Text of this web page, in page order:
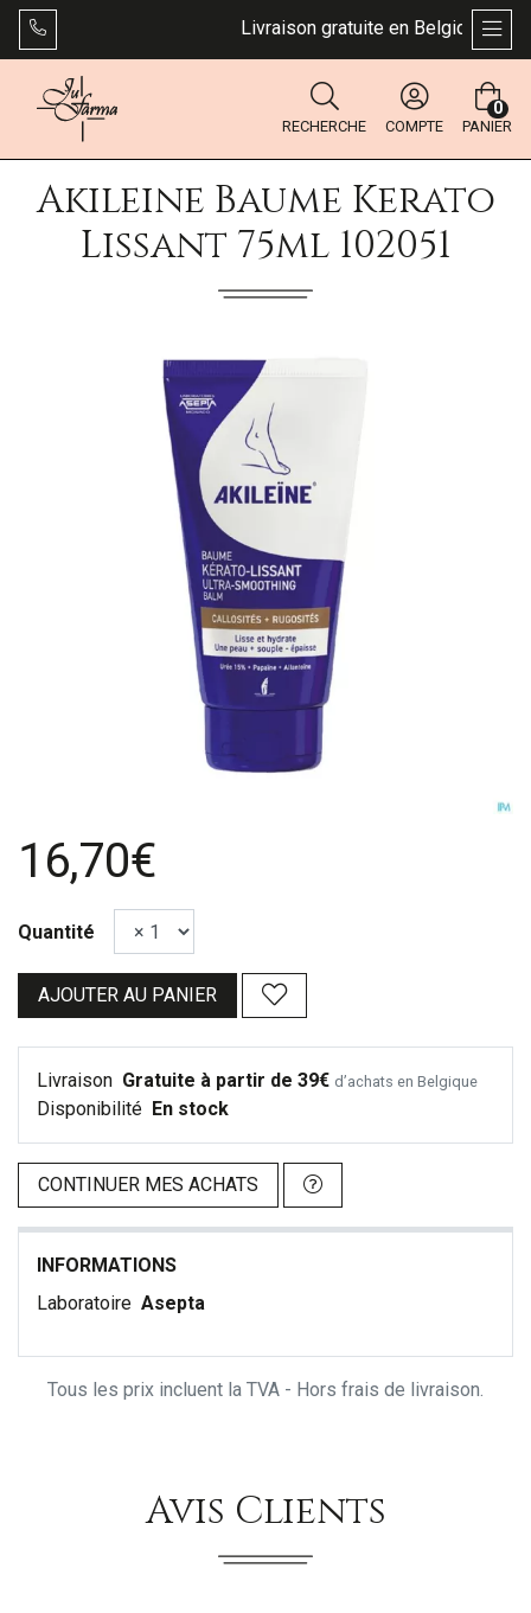
Livraison gratuite en Belgique dès
RECHERCHE COMPTE PANIER
0
Akileine Baume Kerato
Lissant 75ml 102051
16,70€
Quantité
AJOUTER AU PANIER
Livraison Gratuite à partir de 39€ d’achats en Belgique
Disponibilité En stock
CONTINUER MES ACHATS
INFORMATIONS
Laboratoire Asepta
Tous les prix incluent la TVA - Hors frais de livraison.
Avis Clients